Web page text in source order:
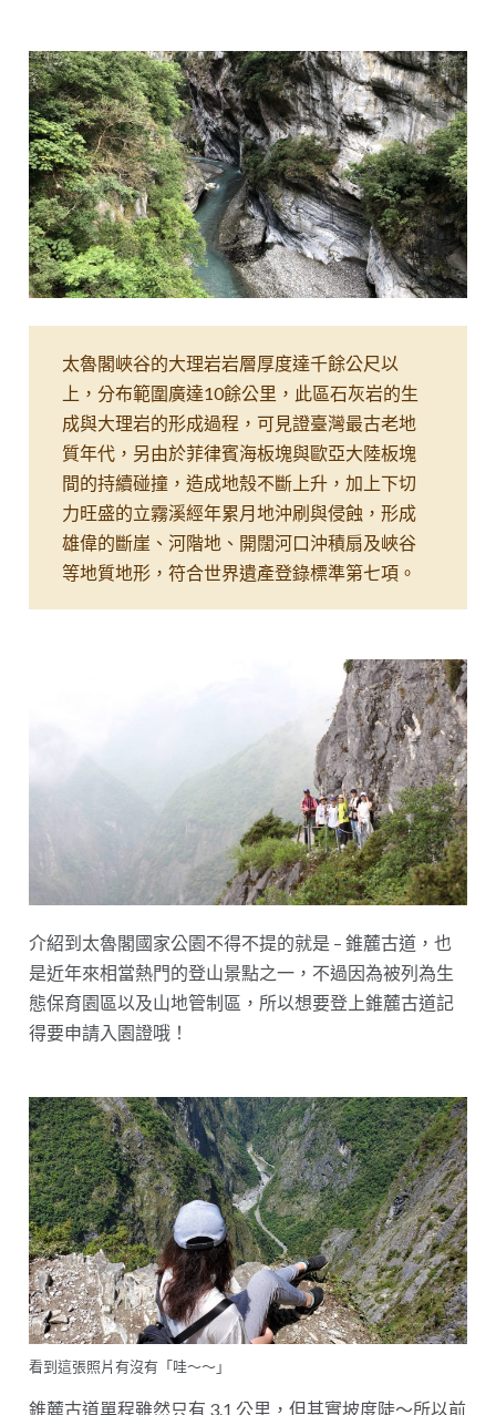
太魯閣峽谷的大理岩岩層厚度達千餘公尺以
上，分布範圍廣達10餘公里，此區石灰岩的生
成與大理岩的形成過程，可見證臺灣最古老地
質年代，另由於菲律賓海板塊與歐亞大陸板塊
間的持續碰撞，造成地殼不斷上升，加上下切
力旺盛的立霧溪經年累月地沖刷與侵蝕，形成
雄偉的斷崖、河階地、開闊河口沖積扇及峽谷
等地質地形，符合世界遺產登錄標準第七項。
介紹到太魯閣國家公園不得不提的就是 – 錐麓古道，也
是近年來相當熱門的登山景點之一，不過因為被列為生
態保育園區以及山地管制區，所以想要登上錐麓古道記
得要申請入園證哦！
看到這張照片有沒有「哇～～」
錐麓古道單程雖然只有 3.1 公里，但其實坡度陡～所以前